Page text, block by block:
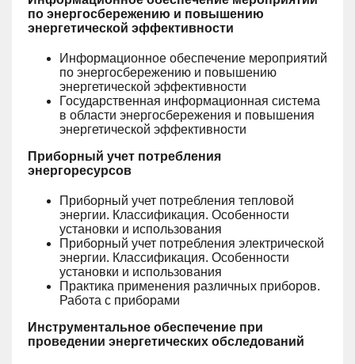
по энергосбережению и повышению
энергетической эффективности
Информационное обеспечение мероприятий
по энергосбережению и повышению
энергетической эффективности
Государственная информационная система
в области энергосбережения и повышения
энергетической эффективности
Приборный учет потребления
энергоресурсов
Приборный учет потребления тепловой
энергии. Классификация. Особенности
установки и использования
Приборный учет потребления электрической
энергии. Классификация. Особенности
установки и использования
Практика применения различных приборов.
Работа с приборами
Инструментальное обеспечение при
проведении энергетических обследований